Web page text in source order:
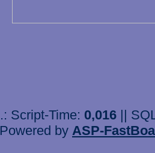
.: Script-Time: 0,016 ||
Powered by ASP-